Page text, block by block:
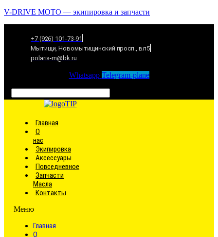
V-DRIVE MOTO — экипировка и запчасти
+7 (926) 101-73-91
Мытищи, Новомытищинский просп., вл5
polaris-m@bk.ru
Whatsapp Telegram-plane
Главная
О
нас
Экипировка
Аксессуары
Повседневное
Запчасти
Масла
Контакты
Меню
Главная
О